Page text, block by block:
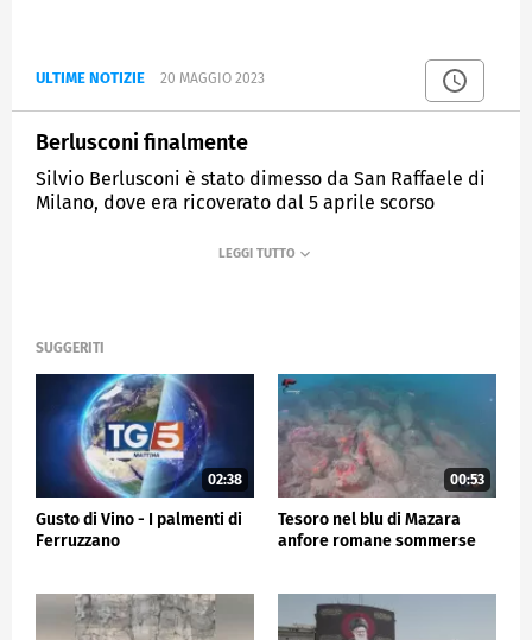
ULTIME NOTIZIE 20 MAGGIO 2023
Berlusconi finalmente
Silvio Berlusconi è stato dimesso da San Raffaele di
Milano, dove era ricoverato dal 5 aprile scorso
SUGGERITI
02:38
Gusto di Vino - I palmenti di
Ferruzzano
00:53
Tesoro nel blu di Mazara
anfore romane sommerse